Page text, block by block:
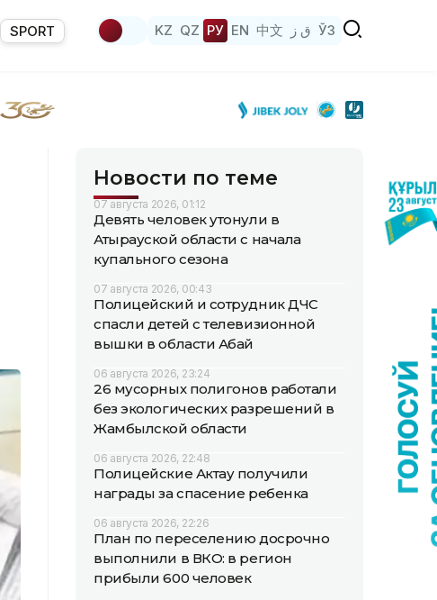
SPORT KZ QZ РУ EN 中文 ق ز ЎЗ
Новости по теме
07 августа 2026, 01:12
Девять человек утонули в
Атырауской области с начала
купального сезона
07 августа 2026, 00:43
Полицейский и сотрудник ДЧС
спасли детей с телевизионной
вышки в области Абай
06 августа 2026, 23:24
26 мусорных полигонов работали
без экологических разрешений в
Жамбылской области
06 августа 2026, 22:48
Полицейские Актау получили
награды за спасение ребенка
06 августа 2026, 22:26
План по переселению досрочно
выполнили в ВКО: в регион
прибыли 600 человек